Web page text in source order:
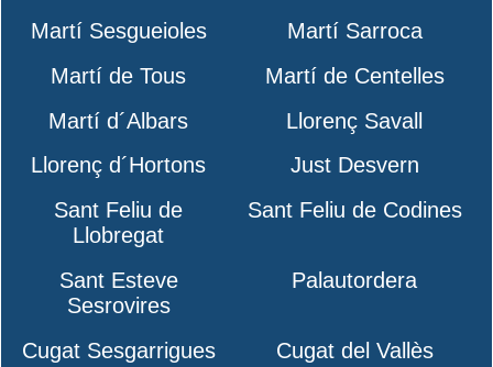
Martí Sesgueioles
Martí Sarroca
Martí de Tous
Martí de Centelles
Martí d´Albars
Llorenç Savall
Llorenç d´Hortons
Just Desvern
Sant Feliu de
Llobregat
Sant Feliu de Codines
Sant Esteve
Sesrovires
Palautordera
Cugat Sesgarrigues
Cugat del Vallès